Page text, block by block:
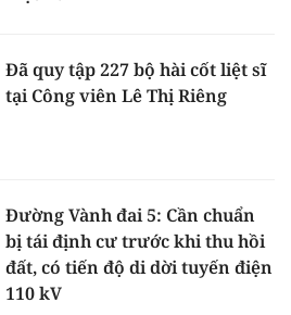
Đã quy tập 227 bộ hài cốt liệt sĩ
tại Công viên Lê Thị Riêng
Đường Vành đai 5: Cần chuẩn
bị tái định cư trước khi thu hồi
đất, có tiến độ di dời tuyến điện
110 kV